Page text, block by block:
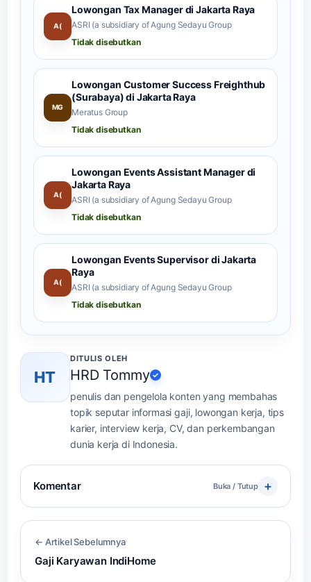
A(
Lowongan Tax Manager di Jakarta Raya
ASRI (a subsidiary of Agung Sedayu Group
Tidak disebutkan
MG
Lowongan Customer Success Freighthub
(Surabaya) di Jakarta Raya
Meratus Group
Tidak disebutkan
A(
Lowongan Events Assistant Manager di
Jakarta Raya
ASRI (a subsidiary of Agung Sedayu Group
Tidak disebutkan
A(
Lowongan Events Supervisor di Jakarta
Raya
ASRI (a subsidiary of Agung Sedayu Group
Tidak disebutkan
HT
DITULIS OLEH
HRD Tommy ✓
penulis dan pengelola konten yang membahas
topik seputar informasi gaji, lowongan kerja, tips
karier, interview kerja, CV, dan perkembangan
dunia kerja di Indonesia.
Komentar Buka / Tutup
← Artikel Sebelumnya
Gaji Karyawan IndiHome